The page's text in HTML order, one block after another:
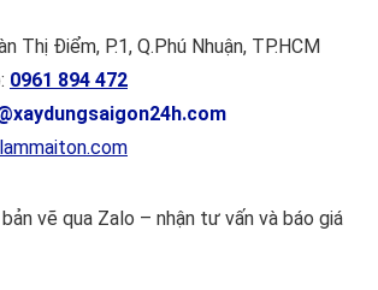
Thị Điểm, P.1, Q.Phú Nhuận, TP.HCM
0961 894 472
vẽ qua Zalo – nhận tư vấn và báo giá